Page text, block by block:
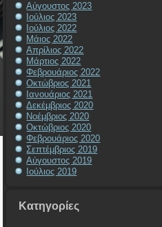
Αύγουστος 2023
Ιούλιος 2023
Ιούλιος 2022
Μάιος 2022
Απρίλιος 2022
Μάρτιος 2022
Φεβρουάριος 2022
Οκτώβριος 2021
Ιανουάριος 2021
Δεκέμβριος 2020
Νοέμβριος 2020
Οκτώβριος 2020
Φεβρουάριος 2020
Σεπτέμβριος 2019
Αύγουστος 2019
Ιούλιος 2019
Kατηγορίες